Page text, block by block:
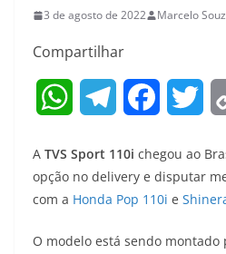
3 de agosto de 2022 Marcelo
Compartilhar
W
a
t
s
l
e
g
c
e
b
i
t
t
A TVS Sport 110i chegou ao
opção no delivery e disputar
com a Honda Pop 110i e
O modelo está sendo montado